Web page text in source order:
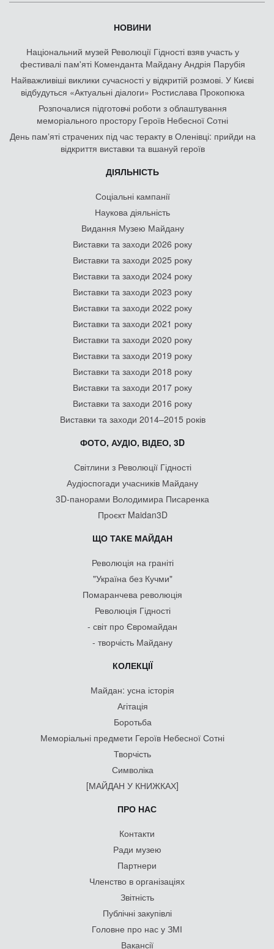
НОВИНИ
Національний музей Революції Гідності взяв участь у
фестивалі пам'яті Коменданта Майдану Андрія Парубія
Найважливіші виклики сучасності у відкритій розмові. У Києві
відбудуться «Актуальні діалоги» Ростислава Прокопюка
Розпочалися підготовчі роботи з облаштування
меморіального простору Героїв Небесної Сотні
День памʼяті страчених під час теракту в Оленівці: прийди на
відкриття виставки та вшануй героїв
ДІЯЛЬНІСТЬ
Соціальні кампанії
Наукова діяльність
Видання Музею Майдану
Виставки та заходи 2026 року
Виставки та заходи 2025 року
Виставки та заходи 2024 року
Виставки та заходи 2023 року
Виставки та заходи 2022 року
Виставки та заходи 2021 року
Виставки та заходи 2020 року
Виставки та заходи 2019 року
Виставки та заходи 2018 року
Виставки та заходи 2017 року
Виставки та заходи 2016 року
Виставки та заходи 2014–2015 років
ФОТО, АУДІО, ВІДЕО, 3D
Світлини з Революції Гідності
Аудіоспогади учасників Майдану
3D-панорами Володимира Писаренка
Проєкт Maidan3D
ЩО ТАКЕ МАЙДАН
Революція на граніті
"Україна без Кучми"
Помаранчева революція
Революція Гідності
- світ про Євромайдан
- творчість Майдану
КОЛЕКЦІЇ
Майдан: усна історія
Агітація
Боротьба
Меморіальні предмети Героїв Небесної Сотні
Творчість
Символіка
[МАЙДАН У КНИЖКАХ]
ПРО НАС
Контакти
Ради музею
Партнери
Членство в організаціях
Звітність
Публічні закупівлі
Головне про нас у ЗМІ
Вакансії